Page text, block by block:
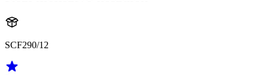
SCF290/12